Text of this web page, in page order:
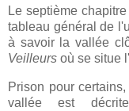
Le septième
tableau général de
à savoir la vallée
Veilleurs où se situe
Prison pour
vallée est